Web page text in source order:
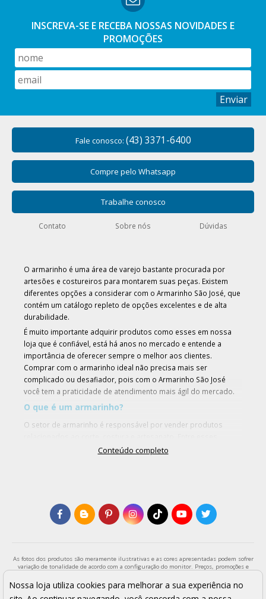
INSCREVA-SE E RECEBA NOSSAS NOVIDADES E
PROMOÇÕES
Enviar
Fale conosco: (43) 3371-6400
Compre pelo Whatsapp
Trabalhe conosco
Contato Sobre nós Dúvidas
O armarinho é uma área de varejo bastante procurada por
artesões e costureiros para montarem suas peças. Existem
diferentes opções a considerar com o Armarinho São José, que
contém um catálogo repleto de opções excelentes e de alta
durabilidade.
É muito importante adquirir produtos como esses em nossa
loja que é confiável, está há anos no mercado e entende a
importância de oferecer sempre o melhor aos clientes.
Comprar com o armarinho ideal não precisa mais ser
complicado ou desafiador, pois com o Armarinho São José
você tem a praticidade de atendimento mais ágil do mercado.
O que é um armarinho?
O setor de armarinho é responsável por vender produtos
produtos, podemos mencionar os principais como broche de
exclusivo. Encontre exatamente o que precisa conosco e dê
início aos seus projetos com nossos materiais de qualidade
A palavra “armarinho” se refere a armários, gavetas ou estantes
que servem para guardar pequenos materiais artesanais, de
corte e costura. Podem incluir os strass, termocolantes,
Conteúdo completo
As fotos dos produtos são meramente ilustrativas e as cores apresentadas podem sofrer
variação de tonalidade de acordo com a configuração do monitor. Preços, promoções e
enquanto durar o estoque. Os preços apresentados são válidos para pagamentos a vista
e podem sofrer alterações sem aviso prévio. Vendas sujeitas a análise e confirmação de
dados.
Nossa loja utiliza cookies para melhorar a sua experiência no